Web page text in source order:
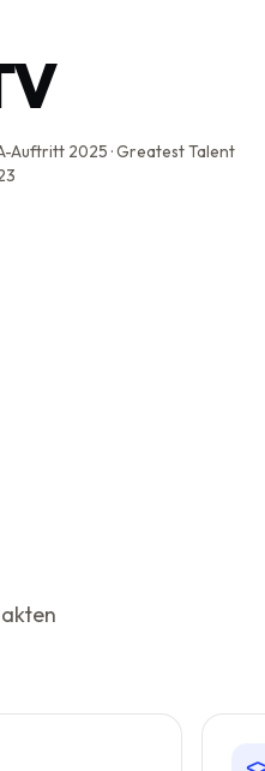
Auftritt 2025 · Greatest Talent